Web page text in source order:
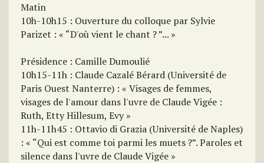
Matin
10h-10h15 : Ouverture du colloque par Sylvie
Parizet : « “D'où vient le chant ? ”... »
Présidence : Camille Dumoulié
10h15-11h : Claude Cazalé Bérard (Université de
Paris Ouest Nanterre) : « Visages de femmes,
visages de l'amour dans l'uvre de Claude Vigée :
Ruth, Etty Hillesum, Evy »
11h-11h45 : Ottavio di Grazia (Université de Naples)
: « “Qui est comme toi parmi les muets ?”. Paroles et
silence dans l'uvre de Claude Vigée »